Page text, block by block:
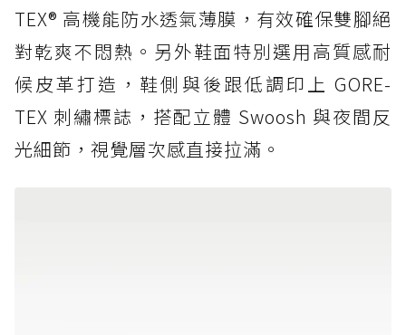
TEX® 高機能防水透氣薄膜，有效確保雙腳絕
對乾爽不悶熱。另外鞋面特別選用高質感耐
候皮革打造，鞋側與後跟低調印上 GORE-
TEX 刺繡標誌，搭配立體 Swoosh 與夜間反
光細節，視覺層次感直接拉滿。